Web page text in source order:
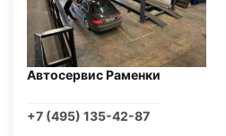
Автосервис Раменки
+7 (495) 135-42-87